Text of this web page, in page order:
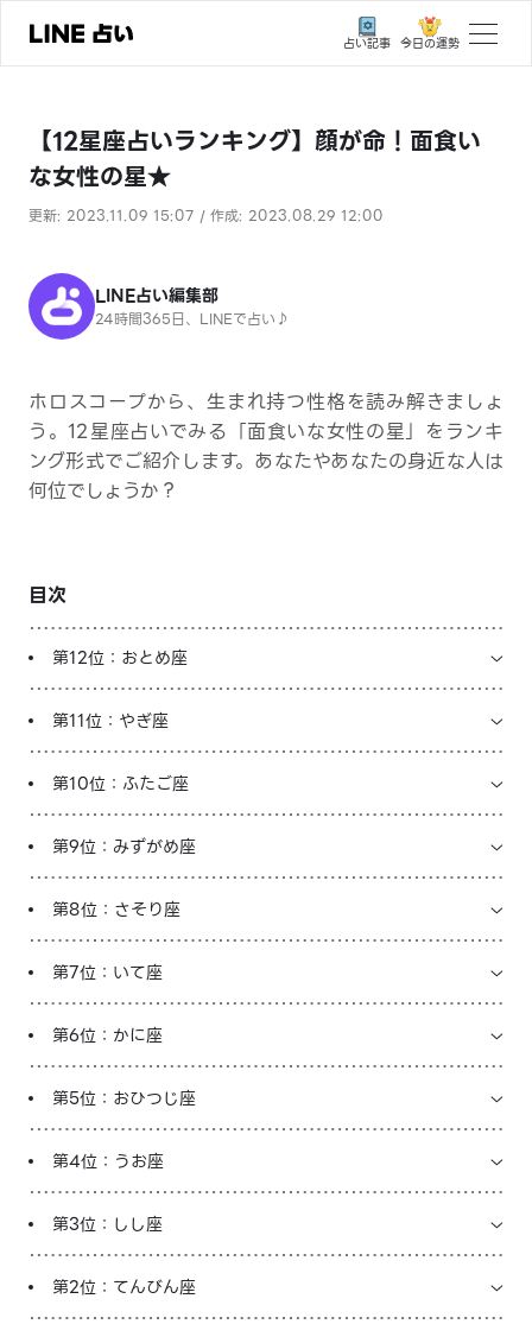
占い記事 今日の運勢
ユーザーの声
相談事例
おすすめの占い師
よくある質問
えもじの子（占）12星座占い
占い記事
お知らせ
※LINEアプリ内のサービスページへ遷移します
【12星座占いランキング】顔が命！面食い
な女性の星★
更新: 2023.11.09 15:07 / 作成: 2023.08.29 12:00
LINE占い編集部
24時間365日、LINEで占い♪
ホロスコープから、生まれ持つ性格を読み解きましょ
う。12星座占いでみる「面食いな女性の星」をランキ
ング形式でご紹介します。あなたやあなたの身近な人は
何位でしょうか？
目次
第12位：おとめ座
第11位：やぎ座
第10位：ふたご座
第9位：みずがめ座
第8位：さそり座
第7位：いて座
第6位：かに座
第5位：おひつじ座
第4位：うお座
第3位：しし座
第2位：てんびん座